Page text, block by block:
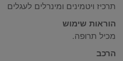
תרכיז ויטמינים ומינרלים לעגלים
הוראות שימוש
מכיל תרופה.
הרכב